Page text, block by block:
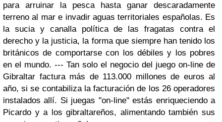
para arruinar la pesca hasta ganar descaradamente
terreno al mar e invadir aguas territoriales españolas. Es
la sucia y canalla política de las fragatas contra el
derecho y la justicia, la forma que siempre han tenido los
británicos de comportarse con los débiles y los pobres
en el mundo. --- Tan solo el negocio del juego on-line de
Gibraltar factura más de 113.000 millones de euros al
año, si se contabiliza la facturación de los 26 operadores
instalados allí. Si juegas "on-line" estás enriqueciendo a
Picardo y a los gibraltareños, alimentando también sus